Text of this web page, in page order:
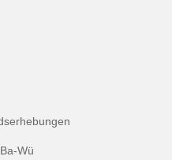
Wü